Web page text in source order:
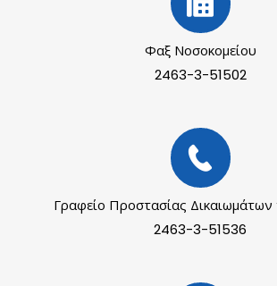
Φαξ Νοσοκομείου
2463-3-51502
Γραφείο Προστασίας Δικαιωμάτων
2463-3-51536